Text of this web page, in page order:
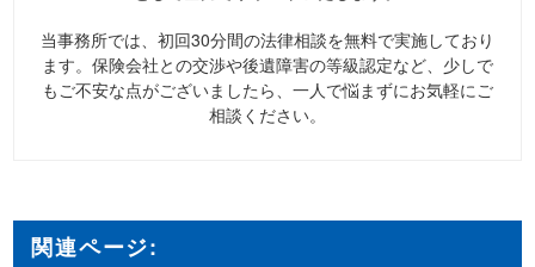
当事務所では、初回30分間の法律相談を無料で実施しており
ます。保険会社との交渉や後遺障害の等級認定など、少しで
もご不安な点がございましたら、一人で悩まずにお気軽にご
相談ください。
関連ページ: